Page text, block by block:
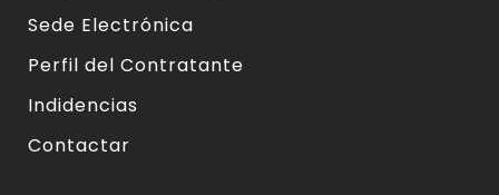
Sede Electrónica
Perfil del Contratante
Indidencias
Contactar